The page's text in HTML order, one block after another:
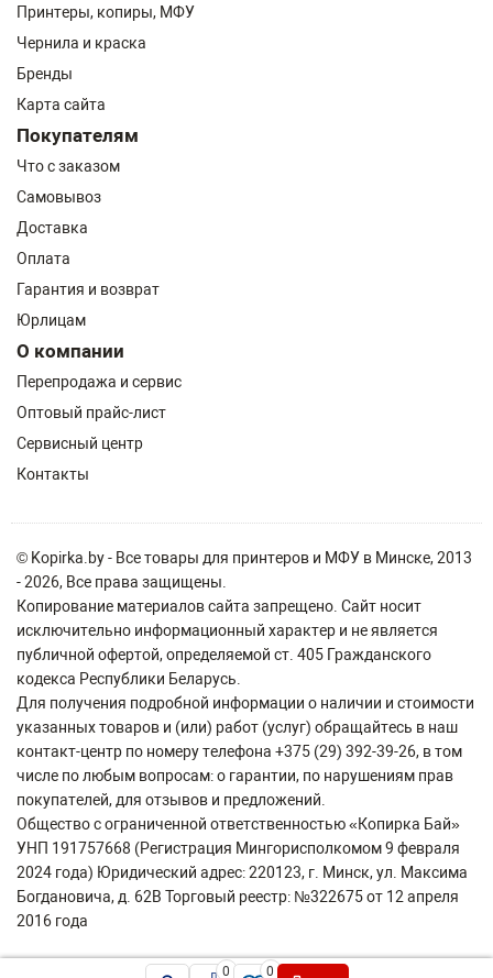
0 0
Принтеры, копиры, МФУ
Чернила и краска
Бренды
Карта сайта
Покупателям
Что с заказом
Самовывоз
Доставка
Оплата
Гарантия и возврат
Юрлицам
О компании
Перепродажа и сервис
Оптовый прайс-лист
Сервисный центр
Контакты
© Kopirka.by - Все товары для принтеров и МФУ в Минске, 2013
- 2026, Все права защищены.
Копирование материалов сайта запрещено. Сайт носит
исключительно информационный характер и не является
публичной офертой, определяемой ст. 405 Гражданского
кодекса Республики Беларусь.
Для получения подробной информации о наличии и стоимости
указанных товаров и (или) работ (услуг) обращайтесь в наш
контакт-центр по номеру телефона +375 (29) 392-39-26, в том
числе по любым вопросам: о гарантии, по нарушениям прав
покупателей, для отзывов и предложений.
Общество с ограниченной ответственностью «Копирка Бай»
УНП 191757668 (Регистрация Мингорисполкомом 9 февраля
2024 года) Юридический адрес: 220123, г. Минск, ул. Максима
Богдановича, д. 62В Торговый реестр: №322675 от 12 апреля
2016 года